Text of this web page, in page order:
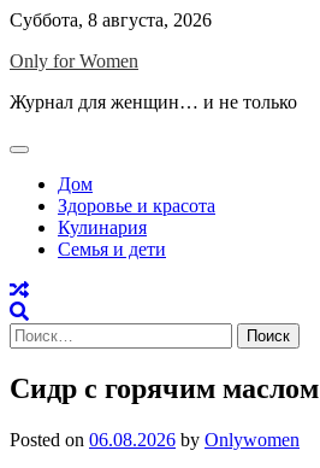
Skip
content
Суббота, 8 августа, 2026
Only for Women
Журнал для женщин… и не только
Дом
Здоровье и красота
Кулинария
Семья и дети
Найти:
Сидр с горячим маслом
Posted on 06.08.2026 by Onlywomen